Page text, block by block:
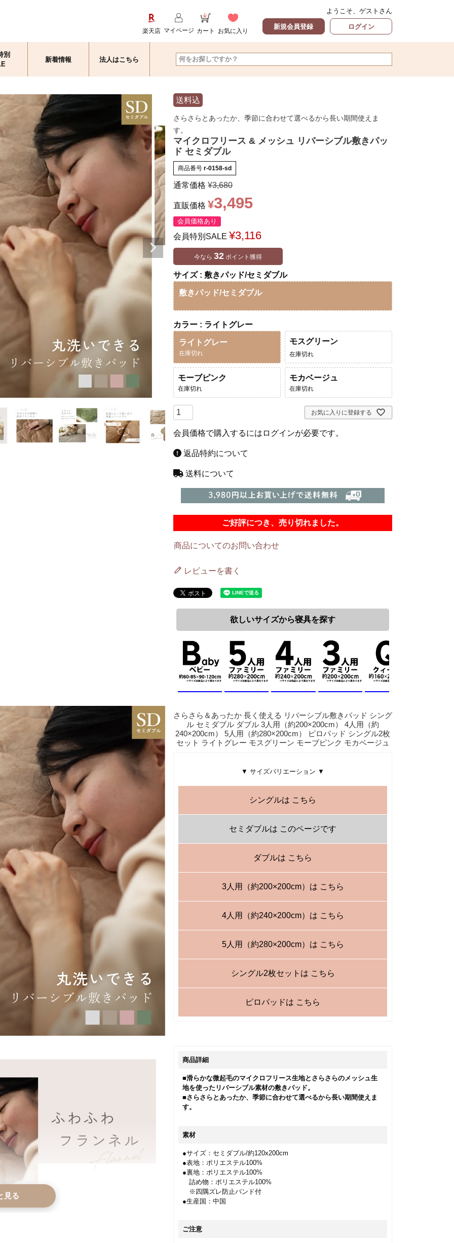
楽天店 マイページ カート お気に入り
ようこそ、ゲストさん
新規会員登録 ログイン
別
新着情報 法人はこちら
検索
送料込
さらさらとあったか、季節に合わせて選べるから長い期間使えま
す。
マイクロフリース & メッシュ リバーシブル敷きパッ
ド セミダブル
商品番号 r-0158-sd
通常価格 ¥3,680
直販価格 ¥3,495
会員価格あり
会員特別SALE ¥3,116
今なら 32 ポイント獲得
サイズ 敷きパッド/セミダブル
敷きパッド/セミダブル
カラー ライトグレー
ライトグレー
在庫切れ
モスグリーン
在庫切れ
モーブピンク
在庫切れ
モカベージュ
在庫切れ
お気に入りに登録する
会員価格で購入するにはログインが必要です。
返品特約について
送料について
ご好評につき、売り切れました。
商品についてのお問い合わせ
レビューを書く
欲しいサイズから寝具を探す
見る
さらさら＆あったか 長く使える リバーシブル敷きパッド シング
ル セミダブル ダブル 3人用（約200×200cm） 4人用（約
240×200cm） 5人用（約280×200cm） ピロパッド シングル2枚
セット ライトグレー モスグリーン モーブピンク モカベージュ
▼ サイズバリエーション ▼
シングルは こちら
セミダブルは このページです
ダブルは こちら
3人用（約200×200cm）は こちら
4人用（約240×200cm）は こちら
5人用（約280×200cm）は こちら
シングル2枚セットは こちら
ピロパッドは こちら
商品詳細
■滑らかな微起毛のマイクロフリース生地とさらさらのメッシュ生
地を使ったリバーシブル素材の敷きパッド。
■さらさらとあったか、季節に合わせて選べるから長い期間使えま
す。
素材
●サイズ：セミダブル/約120x200cm
●表地：ポリエステル100%
●裏地：ポリエステル100%
詰め物：ポリエステル100%
※四隅ズレ防止バンド付
●生産国：中国
ご注意